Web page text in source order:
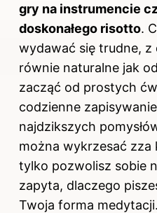
gry na instrumencie
doskonałego risotto.
wydawać się trudne, z
równie naturalne jak
zacząć od prostych
codzienne
najdzikszych
można wykrzesać zza
tylko pozwolisz sobie
zapyta, dlaczego
Twoja forma